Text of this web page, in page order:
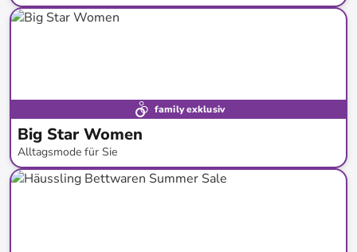
bis -57%*
family exklusiv
Big Star Women
Alltagsmode für Sie
bis-51%*